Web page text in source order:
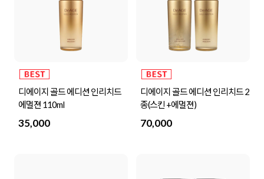
디에이지 골드 에디션 인리치드
에멀젼 110ml
35,000
디에이지 골드 에디션 인리치드 2
종(스킨 +에멀젼)
70,000